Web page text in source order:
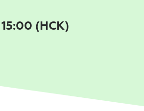
15:00 (НСК)